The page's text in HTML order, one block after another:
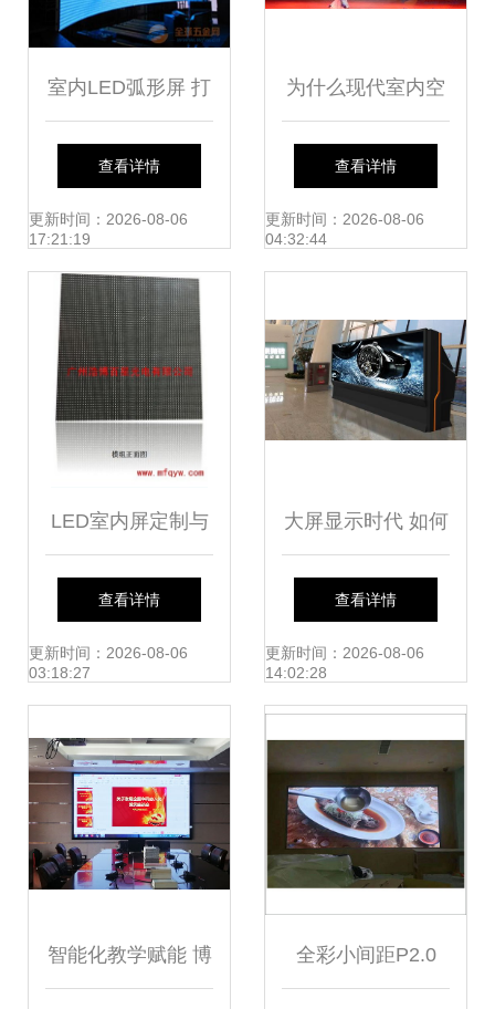
室内LED弧形屏 打
造沉浸式视觉新体
验
查看详情
更新时间：2026-08-06
17:21:19
为什么现代室内空
间都在用全彩LED
显示屏？
查看详情
更新时间：2026-08-06
04:32:44
LED室内屏定制与
维修全方位指南
查看详情
更新时间：2026-08-06
03:18:27
大屏显示时代 如何
精准选择一款优秀
的室内大屏LED屏
查看详情
更新时间：2026-08-06
14:02:28
智能化教学赋能 博 全彩小间距P2.0